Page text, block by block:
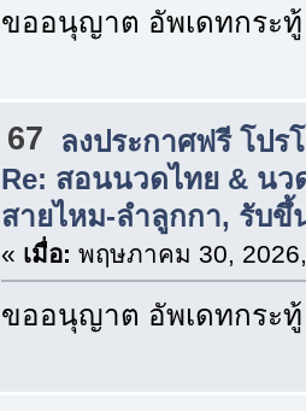
ขออนุญาต อัพเดทกระทู้
67
ลงประกาศฟรี โป
Re: สอนนวดไทย & น
สายไหม-ลำลูกกา, รับขึ้
« เมื่อ: พฤษภาคม 30,
ขออนุญาต อัพเดทกระทู้